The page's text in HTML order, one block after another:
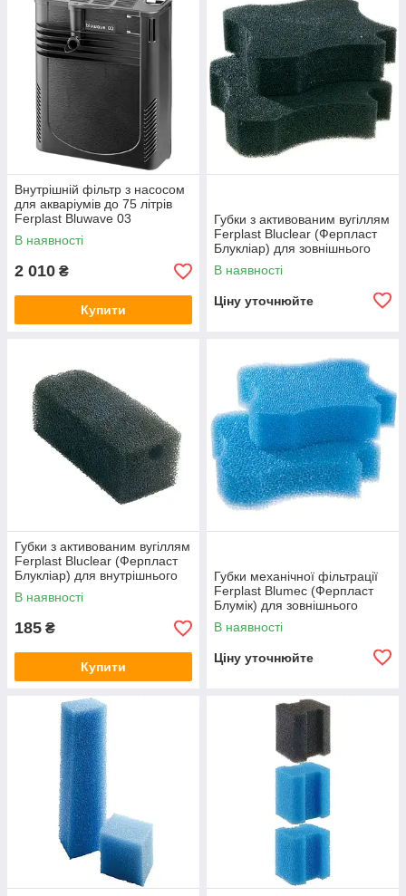
Внутрішній фільтр з насосом
для акваріумів до 75 літрів
Ferplast Bluwave 03
(Ферпласт Блувейв 03)
В наявності
2 010 ₴
Купити
Губки з активованим вугіллям
Ferplast Bluclear (Ферпласт
Блукліар) для зовнішнього
фільтра Bluextreme
В наявності
Ціну уточнюйте
Губки з активованим вугіллям
Ferplast Bluclear (Ферпласт
Блукліар) для внутрішнього
фільтра Bluwave
В наявності
185 ₴
Купити
Губки механічної фільтрації
Ferplast Blumec (Ферпласт
Блумік) для зовнішнього
фільтра Bluextreme
В наявності
Ціну уточнюйте